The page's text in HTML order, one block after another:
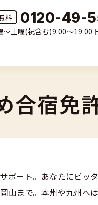
0120-49-
〜土曜(祝含む)9:00〜19:00
合宿免
ート。あなたにピッ
まで。本州や九州へは